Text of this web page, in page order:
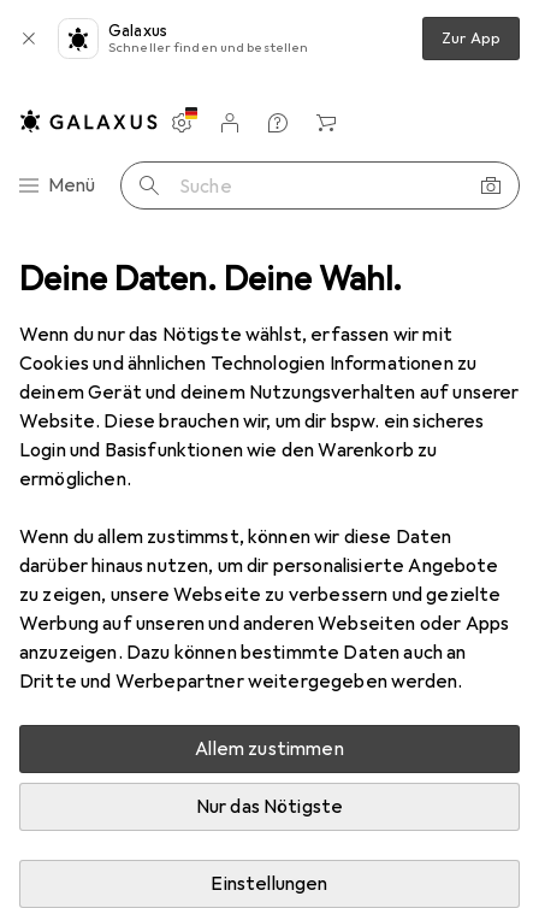
Deine Daten. Deine Wahl.
Wenn du nur das Nötigste wählst, erfassen wir mit
Cookies und ähnlichen Technologien Informationen zu
deinem Gerät und deinem Nutzungsverhalten auf unserer
Website. Diese brauchen wir, um dir bspw. ein sicheres
Login und Basisfunktionen wie den Warenkorb zu
ermöglichen.
Wenn du allem zustimmst, können wir diese Daten
darüber hinaus nutzen, um dir personalisierte Angebote
zu zeigen, unsere Webseite zu verbessern und gezielte
Werbung auf unseren und anderen Webseiten oder Apps
anzuzeigen. Dazu können bestimmte Daten auch an
Dritte und Werbepartner weitergegeben werden.
Allem zustimmen
Nur das Nötigste
Einstellungen
Galaxus
Schneller finden und bestellen Zur App
Navigation nach Kategorien
Menü Suche
Einstellungen
Kundenkonto
Vergleichslisten
Merklisten
Warenkorb
Haushalt Sohlen Sidas 3 Feet Outdoor Low Einlegesohle
7 Bilder
Sidas 3 Feet Outdoor Low
Einlegesohle
Preis in EUR inkl. MwSt.
EUR
41,81
EUR
3,58sparen
Angebot fürEUR
38,23
Zwischen Di, 11.8. und Mi, 12.8. geliefert
5 Stück an Lager beim Drittanbieter
Lieferort angeben für genaue Lieferzeit